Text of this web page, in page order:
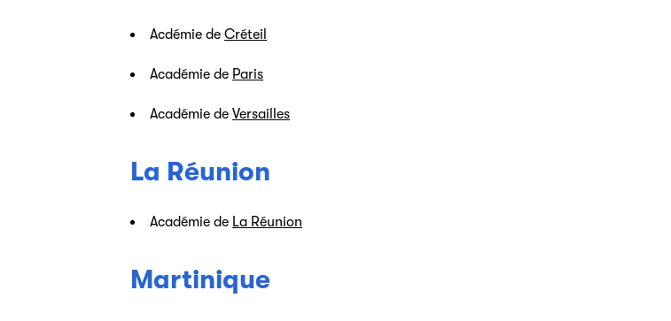
Acdémie de Créteil
Académie de Paris
Académie de Versailles
La Réunion
Académie de La Réunion
Martinique